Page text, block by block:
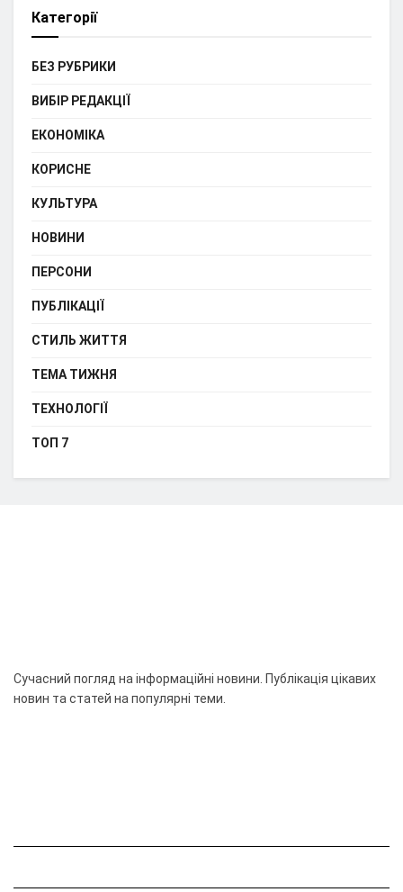
Категорії
БЕЗ РУБРИКИ
ВИБІР РЕДАКЦІЇ
ЕКОНОМІКА
КОРИСНЕ
КУЛЬТУРА
НОВИНИ
ПЕРСОНИ
ПУБЛІКАЦІЇ
СТИЛЬ ЖИТТЯ
ТЕМА ТИЖНЯ
ТЕХНОЛОГІЇ
ТОП 7
Сучасний погляд на інформаційні новини. Публікація цікавих
новин та статей на популярні теми.